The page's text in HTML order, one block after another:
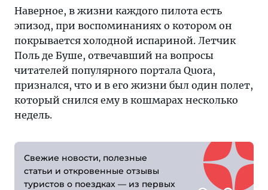
каждого
пилота
есть
эпизод,
при
воспоминаниях
о
котором
покрывается
холодной
испариной
Наверное, в жизни каждого пилота есть
эпизод, при воспоминаниях о котором он
покрывается холодной испариной. Летчик
Поль де Буше, отвечавший на вопросы
читателей популярного портала Quora,
признался, что и в его жизни был один полет,
который снился ему в кошмарах несколько
недель.
Свежие новости, полезные
статьи и откро­вен­ные отзывы
туристов о поездках — из первых